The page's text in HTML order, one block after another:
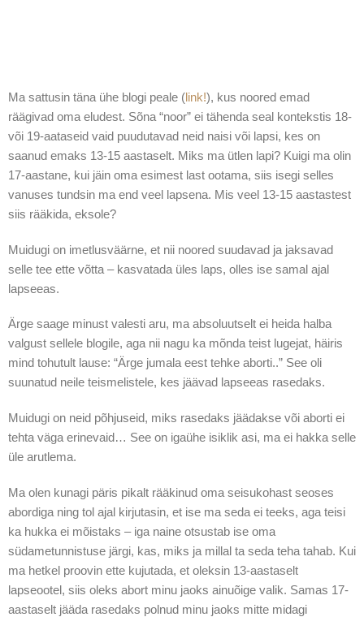
Ma sattusin täna ühe blogi peale (link!), kus noored emad
räägivad oma eludest. Sõna “noor” ei tähenda seal kontekstis 18-
või 19-aataseid vaid puudutavad neid naisi või lapsi, kes on
saanud emaks 13-15 aastaselt. Miks ma ütlen lapi? Kuigi ma olin
17-aastane, kui jäin oma esimest last ootama, siis isegi selles
vanuses tundsin ma end veel lapsena. Mis veel 13-15 aastastest
siis rääkida, eksole?
Muidugi on imetlusväärne, et nii noored suudavad ja jaksavad
selle tee ette võtta – kasvatada üles laps, olles ise samal ajal
lapseeas.
Ärge saage minust valesti aru, ma absoluutselt ei heida halba
valgust sellele blogile, aga nii nagu ka mõnda teist lugejat, häiris
mind tohutult lause: “Ärge jumala eest tehke aborti..” See oli
suunatud neile teismelistele, kes jäävad lapseeas rasedaks.
Muidugi on neid põhjuseid, miks rasedaks jäädakse või aborti ei
tehta väga erinevaid… See on igaühe isiklik asi, ma ei hakka selle
üle arutlema.
Ma olen kunagi päris pikalt rääkinud oma seisukohast seoses
abordiga ning tol ajal kirjutasin, et ise ma seda ei teeks, aga teisi
ka hukka ei mõistaks – iga naine otsustab ise oma
südametunnistuse järgi, kas, miks ja millal ta seda teha tahab. Kui
ma hetkel proovin ette kujutada, et oleksin 13-aastaselt
lapseootel, siis oleks abort minu jaoks ainuõige valik. Samas 17-
aastaselt jääda rasedaks polnud minu jaoks mitte midagi